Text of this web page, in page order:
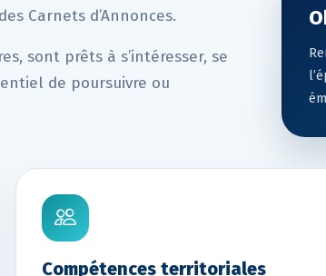
Carnets d’Annonces.
sont prêts à s’intéresser, se
de poursuivre ou
Compétences territoriales